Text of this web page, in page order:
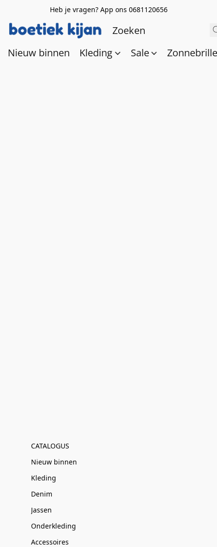
Heb je vragen? App ons 0681120656
Nieuw binnen Kleding Sale
CATALOGUS
Nieuw binnen
Kleding
Denim
Jassen
Onderkleding
Accessoires